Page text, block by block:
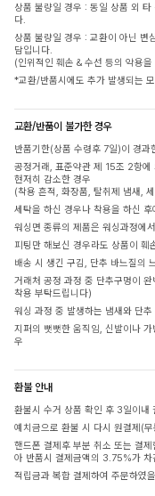
상품 불량일 경우 : 동일 상품 외
다.
상품 불량일 경우 : 교환이 아닌
담입니다.
(인위적인 훼손 & 수선 등의 악용
*교환/반품시에도 추가 발생되는
교환/반품이 불가한 경우
반품기한(상품 수령후 7일)이 경과
공정거래, 표준약관 제 15조 2항에
현저히 감소한 경우
(착용 흔적, 화장품, 탈취제 냄새,
세탁을 하신 경우나 착용을 하신
워싱면 종류의 제품은 워싱과정에
피팅만 해보신 경우라도 상품이 훼
배송 시 생긴 구김, 단추 바느질의
거래처 공정 과정 중 단추구멍이
착용 부탁드립니다)
워싱 과정 중 발생하는 냄새와 단
지퍼의 뻣뻣한 움직임, 신발이나
우
환불 안내
환불시 수거 상품 확인 후 3일이내
예치금으로 환불 시 다시 원결제(
핸드폰 결제후 부분 취소 또는 결
아 반품시 결제금액의 3.75%가 차
적립금과 복합 결제하여 주문하였